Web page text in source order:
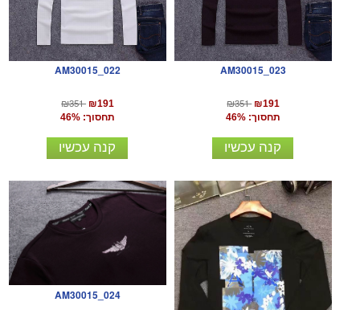
AM30015_022
₪351 ₪191
תחסוך: 46%
קנה עכשיו
AM30015_023
₪351 ₪191
תחסוך: 46%
קנה עכשיו
AM30015_024